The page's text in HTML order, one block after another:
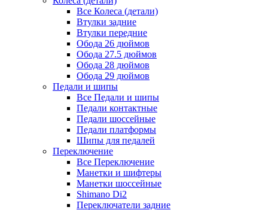
Все Колеса (детали)
Втулки задние
Втулки передние
Обода 26 дюймов
Обода 27.5 дюймов
Обода 28 дюймов
Обода 29 дюймов
Педали и шипы
Все Педали и шипы
Педали контактные
Педали шоссейные
Педали платформы
Шипы для педалей
Переключение
Все Переключение
Манетки и шифтеры
Манетки шоссейные
Shimano Di2
Переключатели задние